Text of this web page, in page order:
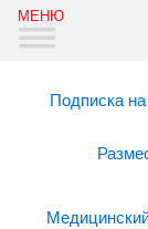
Подписка